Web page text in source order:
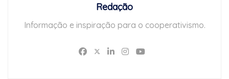
Redação
Informação e inspiração para o cooperativismo.